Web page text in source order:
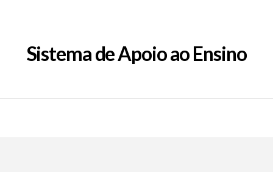
Sistema de Apoio ao Ensino